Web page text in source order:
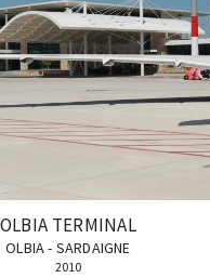
OLBIA TERMINAL
OLBIA - SARDAIGNE
2010